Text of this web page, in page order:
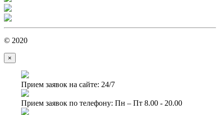
© 2020
×
Прием заявок на сайте: 24/7
Прием заявок по телефону: Пн – Пт 8.00 - 20.00